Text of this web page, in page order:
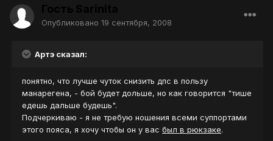
Опубликовано 19 сентября, 2008
Артэ сказал:
понятно, что лучше чуток снизить дпс в пользу
манарегена, - бой будет дольше, но как говорится "тише
едешь дальше будешь".
Подчеркиваю - я не требую ношения всеми суппортами
этого пояса, я хочу чтобы он у вас был в рюкзаке.